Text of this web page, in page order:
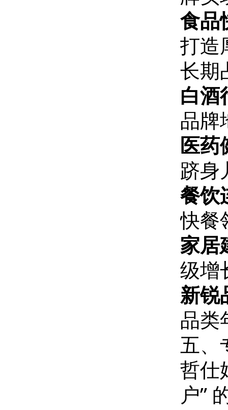
食品
打造
长期
白酒
品牌
医药
跻身
餐饮
快餐
家居
级增
新锐
品类
五、
哲仕
户”